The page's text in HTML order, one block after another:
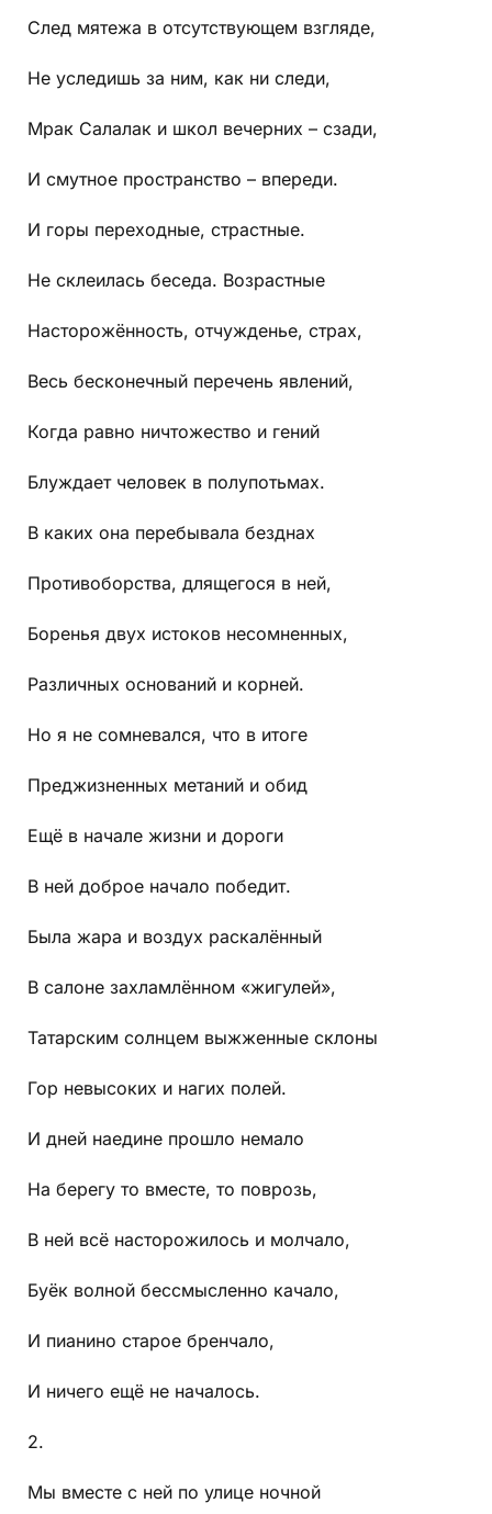
След мятежа в отсутствующем взгляде,
Не уследишь за ним, как ни следи,
Мрак Салалак и школ вечерних – сзади,
И смутное пространство – впереди.
И горы переходные, страстные.
Не склеилась беседа. Возрастные
Насторожённость, отчужденье, страх,
Весь бесконечный перечень явлений,
Когда равно ничтожество и гений
Блуждает человек в полупотьмах.
В каких она перебывала безднах
Противоборства, длящегося в ней,
Боренья двух истоков несомненных,
Различных оснований и корней.
Но я не сомневался, что в итоге
Преджизненных метаний и обид
Ещё в начале жизни и дороги
В ней доброе начало победит.
Была жара и воздух раскалённый
В салоне захламлённом «жигулей»,
Татарским солнцем выжженные склоны
Гор невысоких и нагих полей.
И дней наедине прошло немало
На берегу то вместе, то поврозь,
В ней всё насторожилось и молчало,
Буёк волной бессмысленно качало,
И пианино старое бренчало,
И ничего ещё не началось.
2.
Мы вместе с ней по улице ночной